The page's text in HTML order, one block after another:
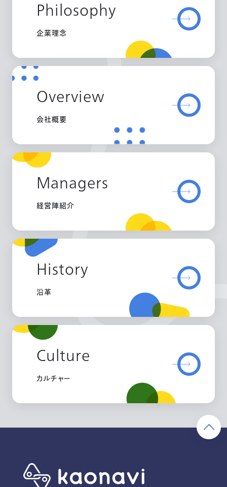
Philosophy
企業理念
Overview
会社概要
Managers
経営陣紹介
History
沿革
Culture
カルチャー